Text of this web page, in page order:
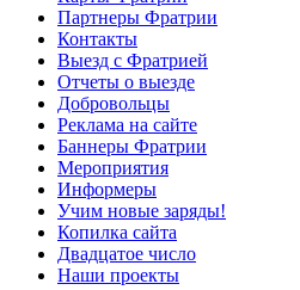
Партнеры Фратрии
Контакты
Выезд с Фратрией
Отчеты о выезде
Добровольцы
Реклама на сайте
Баннеры Фратрии
Мероприятия
Информеры
Учим новые заряды!
Копилка сайта
Двадцатое число
Наши проекты